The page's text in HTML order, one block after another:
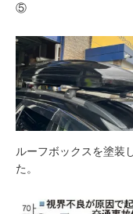
⑤
ルーフボックスを塗装
た。